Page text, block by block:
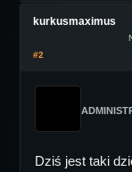
kurkusmaximus
#2
Dziś jest taki